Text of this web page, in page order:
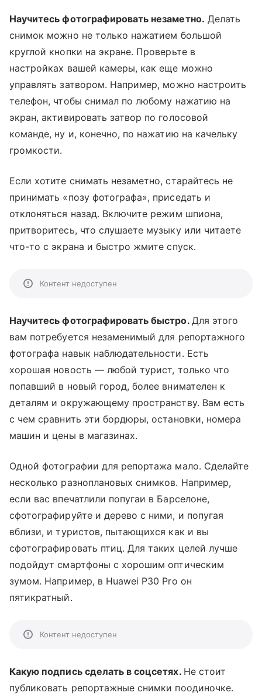
Научитесь фотографировать незаметно. Делать
снимок можно не только нажатием большой
круглой кнопки на экране. Проверьте в
настройках вашей камеры, как еще можно
управлять затвором. Например, можно настроить
телефон, чтобы снимал по любому нажатию на
экран, активировать затвор по голосовой
команде, ну и, конечно, по нажатию на качельку
громкости.
Если хотите снимать незаметно, старайтесь не
принимать «позу фотографа», приседать и
отклоняться назад. Включите режим шпиона,
притворитесь, что слушаете музыку или читаете
что-то с экрана и быстро жмите спуск.
Контент недоступен
Научитесь фотографировать быстро. Для этого
вам потребуется незаменимый для репортажного
фотографа навык наблюдательности. Есть
хорошая новость — любой турист, только что
попавший в новый город, более внимателен к
деталям и окружающему пространству. Вам есть
с чем сравнить эти бордюры, остановки, номера
машин и цены в магазинах.
Одной фотографии для репортажа мало. Сделайте
несколько разноплановых снимков. Например,
если вас впечатлили попугаи в Барселоне,
сфотографируйте и дерево с ними, и попугая
вблизи, и туристов, пытающихся как и вы
сфотографировать птиц. Для таких целей лучше
подойдут смартфоны с хорошим оптическим
зумом. Например, в Huawei P30 Pro он
пятикратный.
Контент недоступен
Какую подпись сделать в соцсетях. Не стоит
публиковать репортажные снимки поодиночке.